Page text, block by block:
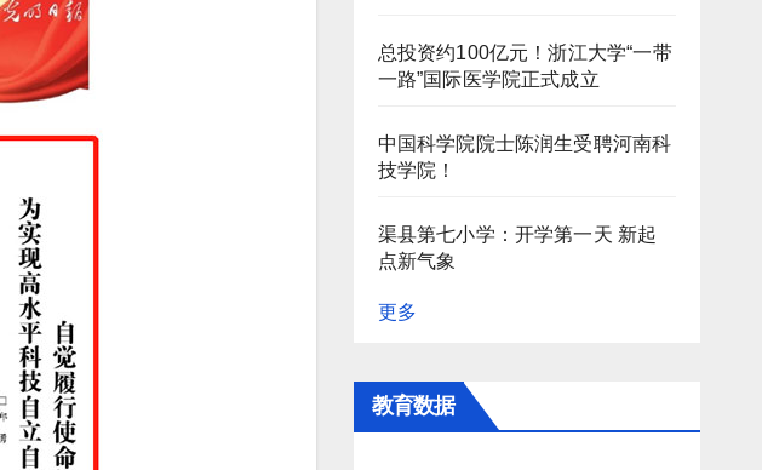
总投资约100亿元！浙江大学“一带
一路”国际医学院正式成立
中国科学院院士陈润生受聘河南科
技学院！
渠县第七小学：开学第一天 新起
点新气象
更多
教育数据